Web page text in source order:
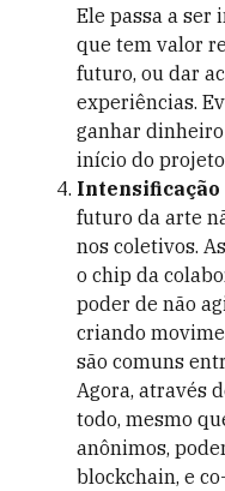
Ele passa a ser
que tem valor
futuro, ou dar
experiências.
ganhar
início do
Intensificação
futuro da arte
nos coletivos.
o chip da
poder de não
criando
são comuns
Agora, através
todo, mesmo
anônimos,
blockchain, e